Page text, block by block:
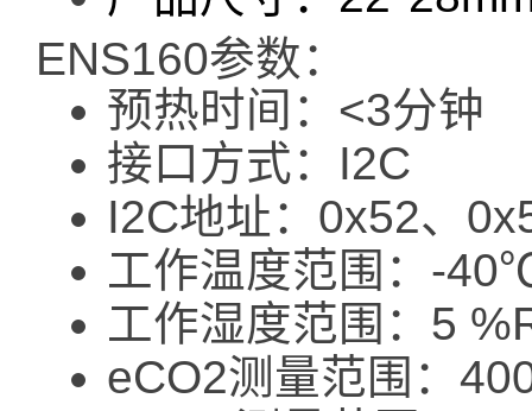
ENS160参数：
预热时间：<3分钟
接口方式：I2C
I2C地址：0x52、
工作温度范围：-
工作湿度范围：5
eCO2测量范围：